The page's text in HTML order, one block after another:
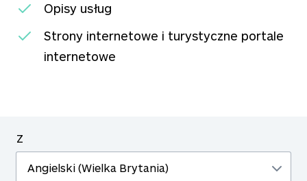
Opisy usług
Strony internetowe i turystyczne portale
internetowe
Z